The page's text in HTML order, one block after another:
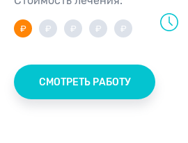
СМОТРЕТЬ РАБОТУ